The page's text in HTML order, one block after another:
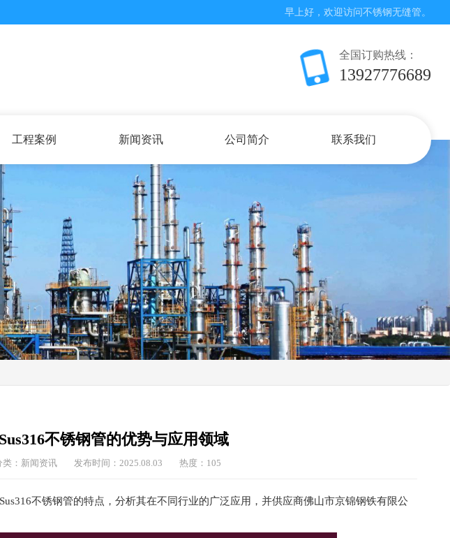
早上好，欢迎访问不锈钢无缝管。
全国订购热线：
13927776689
工程案例 新闻资讯 公司简介 联系我们
不锈钢管的优势与应用领域
类：新闻资讯 发布时间：2025.08.03 热度：105
不锈钢管的特点，分析其在不同行业的广泛应用，并供应商佛山市京锦钢铁有限公